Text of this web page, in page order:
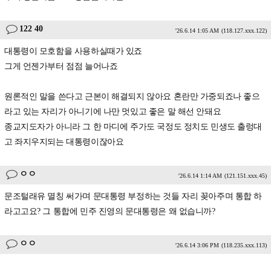
122 40 '26.6.14 1:05 AM (118.127.xxx.122)
대통령이 모호함을 사용하실때가 있죠
그게 언젠가부터 점점 늘어나죠
원론적인 말을 쓴다고 근본이 해결되지 않아요 혼란만 가중되죠나 좋으
라고 있는 자리가 아니기에 나만 멋있고 좋은 말 해선 안돼요
종교지도자가 아니라 그 한 마디에 주가도 국정도 정치도 민생도 출렁대
고 좌지우지되는 대통령이잖아요
ㅇㅇ '26.6.14 1:14 AM (121.151.xxx.45)
문조털래유 멸칭 써가며 문대통령 부정하는 것들 자리 꽂아주며 통합 하
라고고요? 그 통합에 민주 진영의 문대통령은 왜 없습니까?
ㅇㅇ '26.6.14 3:06 PM (118.235.xxx.113)